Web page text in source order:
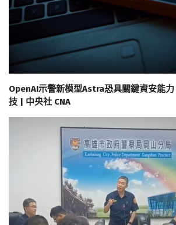
OpenAI示警新模型Astra恐具關鍵資安能
技 | 中央社 CNA